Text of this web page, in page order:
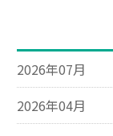
2026年07月
2026年04月